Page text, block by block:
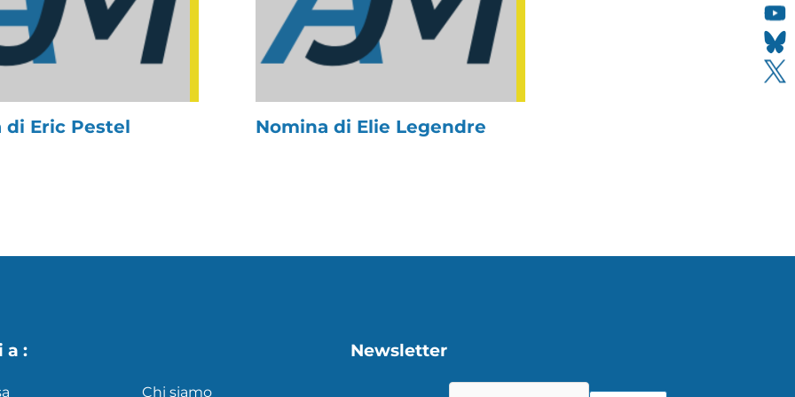
di Eric Pestel Nomina di Elie Legendre
a :
Chi siamo
Newsletter